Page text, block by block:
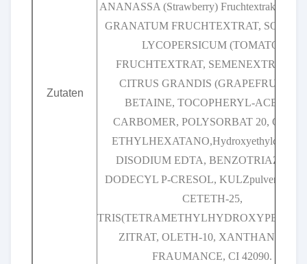
Zutaten
ANANASSA (Strawberry) Fruchtextrakt,
GRANATUM FRUCHTEXTRAT,
LYCOPERSICUM (TOMATO)
FRUCHTEXTRAT, SEMENEXTRAT
CITRUS GRANDIS (GRAPEFRUCHT),
BETAINE, TOCOPHERYL-ACETAT,
CARBOMER, POLYSORBAT 20,
DISODIUM EDTA,
DODECYL P-CRESOL, KULZpulver,
CETETH-25,
ZITRAT, OLETH-10, XANTHAN GUM,
FRAUMANCE, CI 42090.